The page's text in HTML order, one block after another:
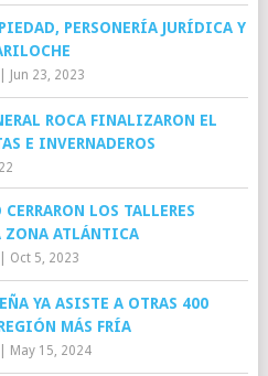
PERSONERÍA JURÍDICA Y
Jun 23, 2023
ROCA FINALIZARON EL
E INVERNADEROS
LOS TALLERES
ZONA ATLÁNTICA
Oct 5, 2023
YA ASISTE A OTRAS 400
MÁS FRÍA
May 15, 2024